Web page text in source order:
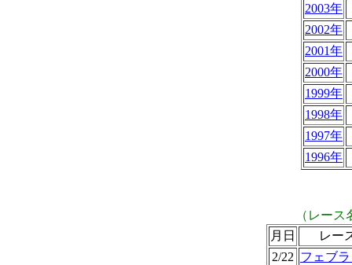
2003年
2002年
2001年
2000年
1999年
1998年
1997年
1996年
（レー
月日
レー
2/22 フェブ